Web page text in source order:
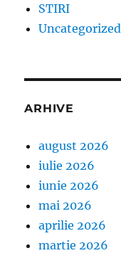
STIRI
Uncategorized
ARHIVE
august 2026
iulie 2026
iunie 2026
mai 2026
aprilie 2026
martie 2026